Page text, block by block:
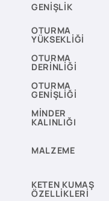
GENIŞLIK
OTURMA
YÜKSEKLIĞI
OTURMA
DERINLIĞI
OTURMA
GENIŞLIĞI
MINDER
KALINLIĞI
MALZEME
KETEN KUMAŞ
ÖZELLIKLERI